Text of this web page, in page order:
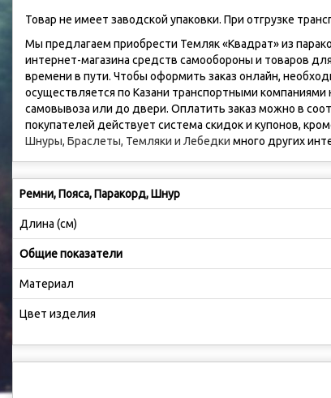
Товар не имеет заводской упаковки. При отгрузке
Мы предлагаем приобрести Темляк «Квадрат» из
интернет-магазина средств самообороны и товаров
времени в пути. Чтобы оформить заказ онлайн,
осуществляется по Казани транспортными
самовывоза или до двери. Оплатить заказ можно в
покупателей действует система скидок и купонов,
Шнуры, Браслеты, Темляки и Лебедки много других
Ремни, Пояса, Паракорд, Шнур
Длина (см)
Общие показатели
Материал
Цвет изделия